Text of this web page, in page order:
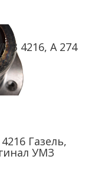
4216, А 274
Газель,
УМЗ